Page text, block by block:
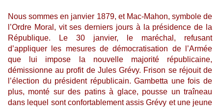
Nous sommes en janvier 1879, et Mac-Mahon, symbole de
l’Ordre Moral, vit ses derniers jours à la présidence de la
République. Le 30 janvier, le maréchal, refusant
d’appliquer les mesures de démocratisation de l’Armée
que lui impose la nouvelle majorité républicaine,
démissionne au profit de Jules Grévy. Frison se réjouit de
l’élection du président républicain. Gambetta une fois de
plus, monté sur des patins à glace, pousse un traîneau
dans lequel sont confortablement assis Grévy et une jeune